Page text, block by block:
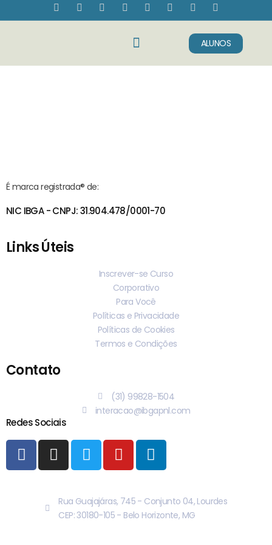
ALUNOS
É marca registrada® de:
NIC IBGA - CNPJ: 31.904.478/0001-70
Links Úteis
Inscrever-se Curso
Corporativo
Para Você
Políticas e Privacidade
Políticas de Cookies
Termos e Condições
Contato
(31) 99828-1504
interacao@ibgapnl.com
Redes Sociais
Rua Guajajáras, 745 - Conjunto 04, Lourdes
CEP: 30180-105 - Belo Horizonte, MG